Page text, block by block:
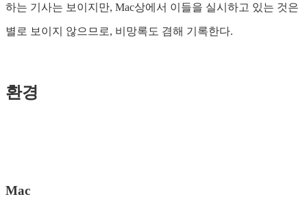
하는 기사는 보이지만, Mac상에서 이들을 실시하고 있는 것은
별로 보이지 않으므로, 비망록도 겸해 기록한다.
환경
Mac